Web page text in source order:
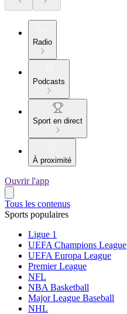
Radio
Podcasts
Sport en direct
À proximité
Ouvrir l'app
Tous les contenus
Sports populaires
Ligue 1
UEFA Champions League
UEFA Europa League
Premier League
NFL
NBA Basketball
Major League Baseball
NHL